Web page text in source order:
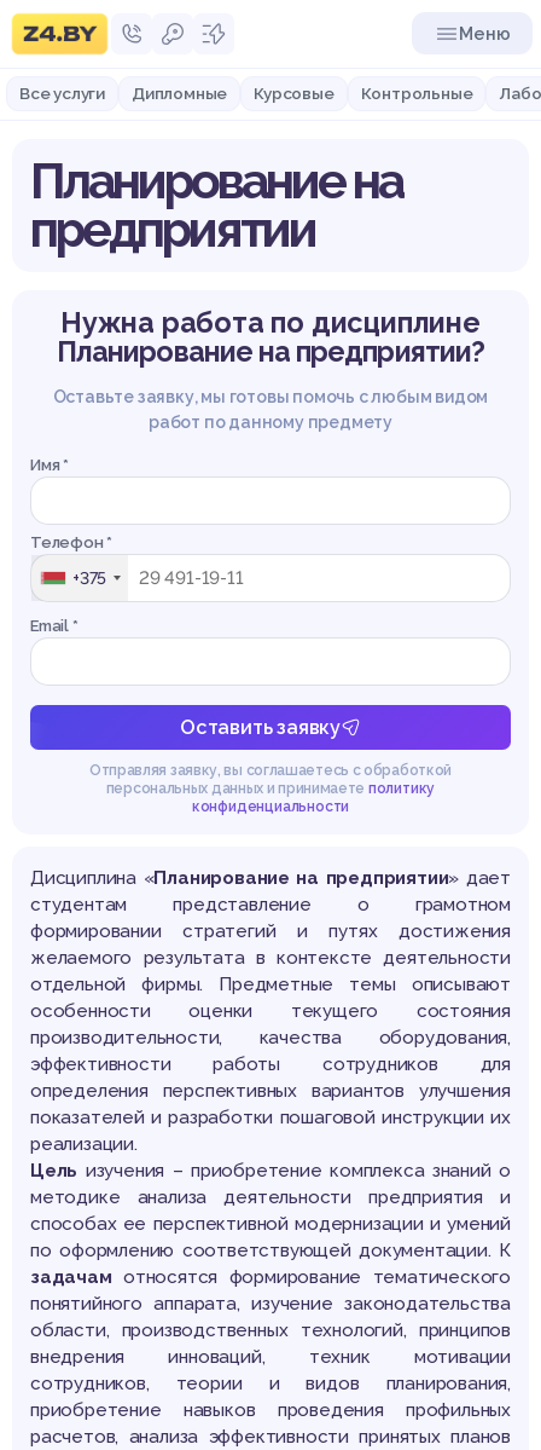
Меню
Все услуги Дипломные Курсовые Контрольные
Планирование на
предприятии
Нужна работа по дисциплине
Планирование на предприятии?
Оставьте заявку, мы готовы помочь с любым видом
работ по данному предмету
Имя *
Телефон *
+375
Email *
Оставить заявку
Отправляя заявку, вы соглашаетесь с обработкой
персональных данных и принимаете политику
конфиденциальности
Дисциплина «Планирование на предприятии» дает
студентам представление о грамотном
формировании стратегий и путях достижения
желаемого результата в контексте деятельности
отдельной фирмы. Предметные темы описывают
особенности оценки текущего состояния
производительности, качества оборудования,
эффективности работы сотрудников для
определения перспективных вариантов улучшения
показателей и разработки пошаговой инструкции их
реализации.
Цель изучения – приобретение комплекса знаний о
методике анализа деятельности предприятия и
способах ее перспективной модернизации и умений
по оформлению соответствующей документации. К
задачам относятся формирование тематического
понятийного аппарата, изучение законодательства
области, производственных технологий, принципов
внедрения инноваций, техник мотивации
сотрудников, теории и видов планирования,
приобретение навыков проведения профильных
расчетов, анализа эффективности принятых планов